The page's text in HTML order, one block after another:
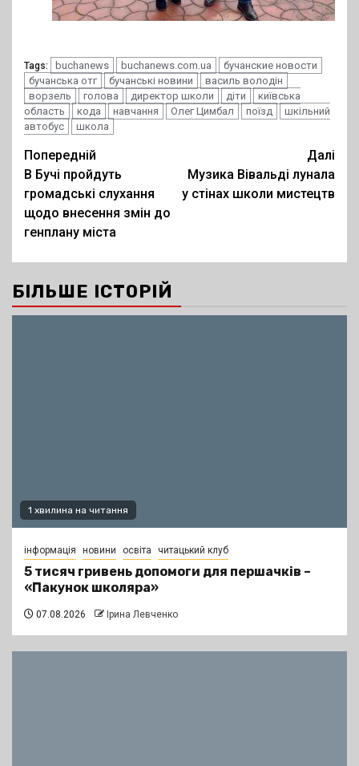
Tags: buchanews buchanews.com.ua
бучанские новости
бучанська отг
бучанські новини
василь володін
ворзель
голова директор школи діти
київська
область
кода навчання Олег Цимбал поїзд
шкільний
автобус
школа
Post
navigation
Попередній
В Бучі пройдуть
громадські слухання
щодо внесення змін до
генплану міста
Далі
Музика Вівальді лунала
у стінах школи мистецтв
БІЛЬШЕ ІСТОРІЙ
1 хвилина на читання
інформація новини освіта читацький клуб
5 тисяч гривень допомоги для першачків –
«Пакунок школяра»
07.08.2026 Ірина Левченко